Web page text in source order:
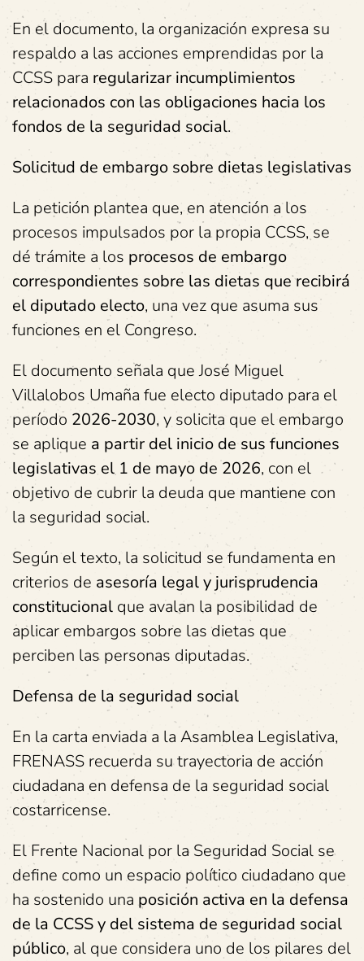
En el documento, la organización expresa su
respaldo a las acciones emprendidas por la
CCSS para regularizar incumplimientos
relacionados con las obligaciones hacia los
fondos de la seguridad social.
Solicitud de embargo sobre dietas legislativas
La petición plantea que, en atención a los
procesos impulsados por la propia CCSS, se
dé trámite a los procesos de embargo
correspondientes sobre las dietas que recibirá
el diputado electo, una vez que asuma sus
funciones en el Congreso.
El documento señala que José Miguel
Villalobos Umaña fue electo diputado para el
período 2026-2030, y solicita que el embargo
se aplique a partir del inicio de sus funciones
legislativas el 1 de mayo de 2026, con el
objetivo de cubrir la deuda que mantiene con
la seguridad social.
Según el texto, la solicitud se fundamenta en
criterios de asesoría legal y jurisprudencia
constitucional que avalan la posibilidad de
aplicar embargos sobre las dietas que
perciben las personas diputadas.
Defensa de la seguridad social
En la carta enviada a la Asamblea Legislativa,
FRENASS recuerda su trayectoria de acción
ciudadana en defensa de la seguridad social
costarricense.
El Frente Nacional por la Seguridad Social se
define como un espacio político ciudadano que
ha sostenido una posición activa en la defensa
de la CCSS y del sistema de seguridad social
público, al que considera uno de los pilares del